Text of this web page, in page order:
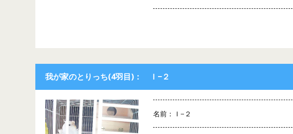
我が家のとりっち(4羽目)： Ｉ−２
名前：Ｉ−２